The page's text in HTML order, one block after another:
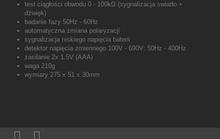
test ciągłości obwodu 0 - 100kΩ (sygnalizacja swiatło +
dźwięk)
badanie fazy 50Hz - 60Hz
automatyczna zmiana polaryzacji
sygnalizacja niskiego napięcia baterii
detektor napięcia zmiennego 100V - 690V; 50Hz - 400Hz
zasilanie 2x 1.5V (AAA)
waga 210g
wymiary 275 x 51 x 30mm